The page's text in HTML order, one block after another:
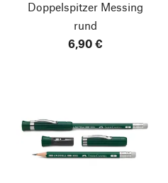
Doppelspitzer Messing
rund
6,90 €